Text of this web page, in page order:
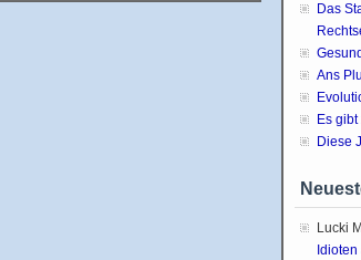
Das
Ans
Es
Diese
Lucki